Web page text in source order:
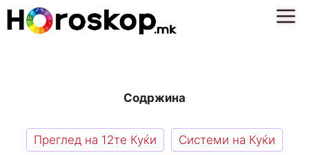
Skip
Содржина
Преглед на 12те Куќи Системи на Куќи